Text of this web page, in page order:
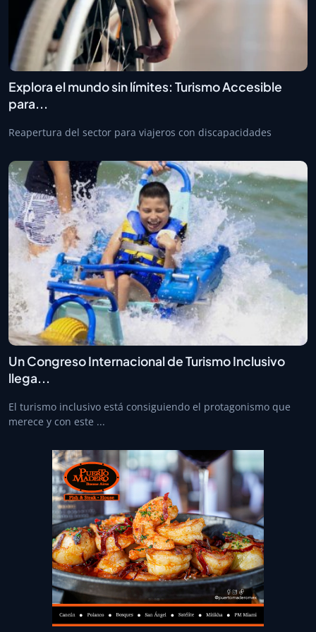
Explora el mundo sin límites: Turismo Accesible
para...
Reapertura del sector para viajeros con discapacidades
Un Congreso Internacional de Turismo Inclusivo
llega...
El turismo inclusivo está consiguiendo el protagonismo que
merece y con este ...